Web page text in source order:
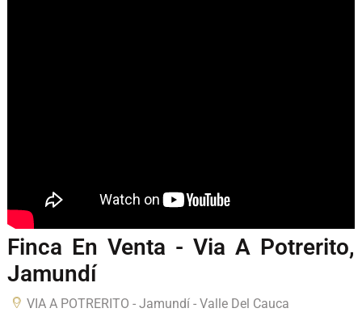
Finca En Venta - Via A Potrerito,
Jamundí
VIA A POTRERITO - Jamundí - Valle Del Cauca